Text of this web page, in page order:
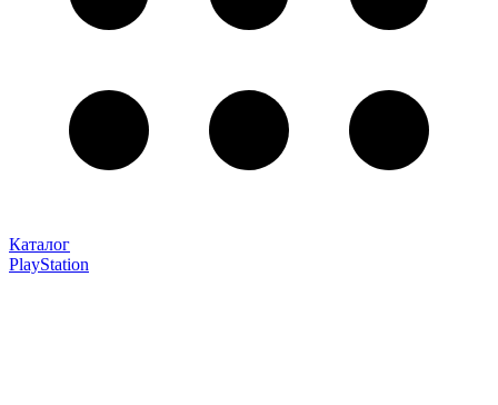
Каталог
PlayStation